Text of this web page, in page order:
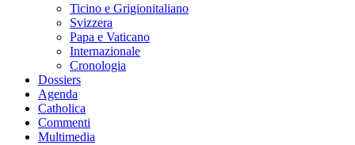
Ticino e Grigionitaliano
Svizzera
Papa e Vaticano
Internazionale
Cronologia
Dossiers
Agenda
Catholica
Commenti
Multimedia